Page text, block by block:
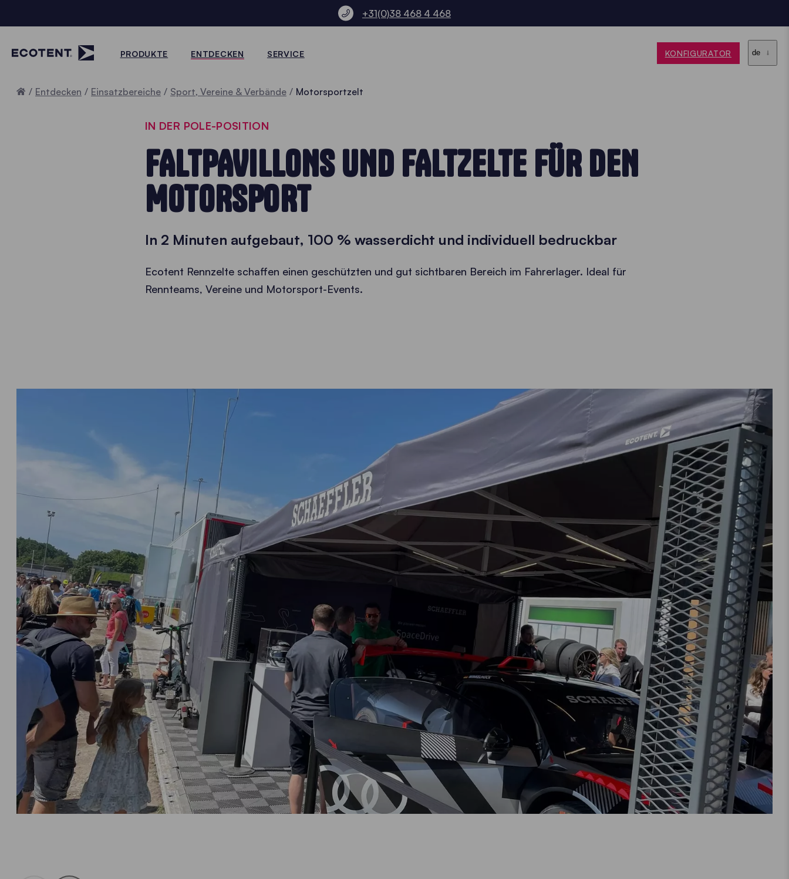
+31(0)38 468 4 468
PRODUKTE ENTDECKEN SERVICE KONFIGURATOR de
Home
Entdecken Einsatzbereiche Sport, Vereine & Verbände Motorsportzelt
IN DER POLE-POSITION
FALTPAVILLONS UND FALTZELTE FÜR DEN
MOTORSPORT
In 2 Minuten aufgebaut, 100 % wasserdicht und individuell bedruckbar
Ecotent Rennzelte schaffen einen geschützten und gut sichtbaren Bereich im Fahrerlager. Ideal für
Rennteams, Vereine und Motorsport-Events.